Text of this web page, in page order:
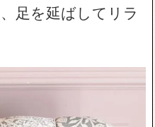
足を延ばしてリラ